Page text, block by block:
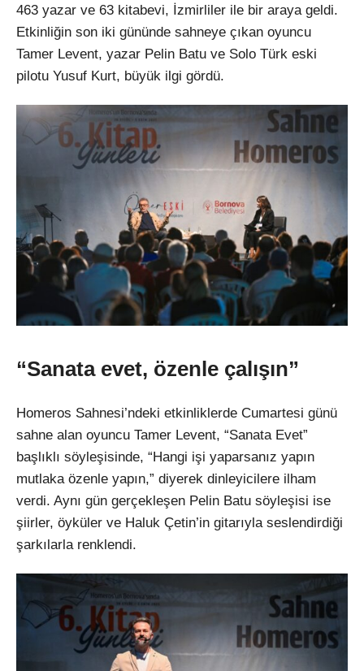
463 yazar ve 63 kitabevi, İzmirliler ile bir araya geldi.
Etkinliğin son iki gününde sahneye çıkan oyuncu
Tamer Levent, yazar Pelin Batu ve Solo Türk eski
pilotu Yusuf Kurt, büyük ilgi gördü.
“Sanata evet, özenle çalışın”
Homeros Sahnesi’ndeki etkinliklerde Cumartesi günü
sahne alan oyuncu Tamer Levent, “Sanata Evet”
başlıklı söyleşisinde, “Hangi işi yaparsanız yapın
mutlaka özenle yapın,” diyerek dinleyicilere ilham
verdi. Aynı gün gerçekleşen Pelin Batu söyleşisi ise
şiirler, öyküler ve Haluk Çetin’in gitarıyla seslendirdiği
şarkılarla renklendi.